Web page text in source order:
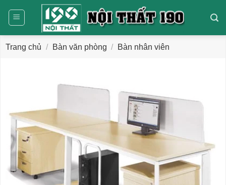
dung
Trang chủ / Bàn văn phòng / Bàn nhân viên